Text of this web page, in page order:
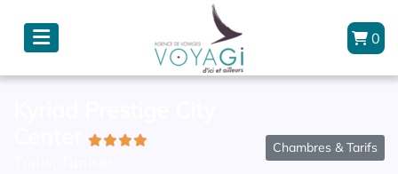
0
Chambres & Tarifs